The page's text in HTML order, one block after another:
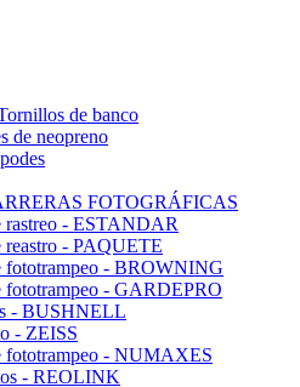
de banco
de neopreno
FOTOGRÁFICAS
rastreo - ESTANDAR
reastro - PAQUETE
fototrampeo - BROWNING
fototrampeo - GARDEPRO
- BUSHNELL
- ZEISS
fototrampeo - NUMAXES
- REOLINK